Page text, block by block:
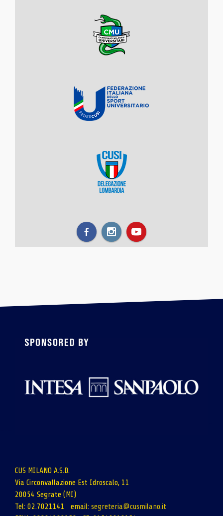
CUS MILANO A.S.D.
Via Circonvallazione Est Idroscalo, 11
20054 Segrate (MI)
Tel: 02.7021141 email: segreteria@cusmilano.it